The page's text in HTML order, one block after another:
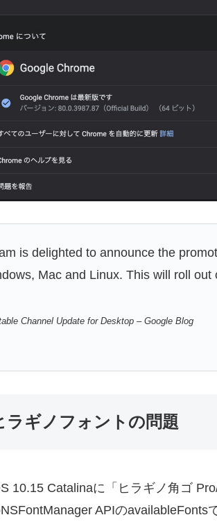
is delighted to announce the
Mac and Linux. This will roll
Channel Update for Desktop – Google Blog
ラギノフォントの問題
10.15 Catalinaに「ヒラギノ角ゴ
APIのavailableFonts